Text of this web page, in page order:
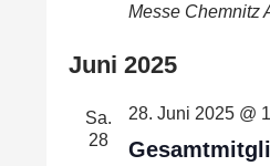
Messe Chemnitz
Juni 2025
Sa.
28
28. Juni 2025 @